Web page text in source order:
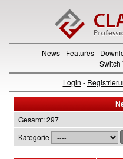
News- Features-
Switch
Login -
Gesamt: 297
Kategorie